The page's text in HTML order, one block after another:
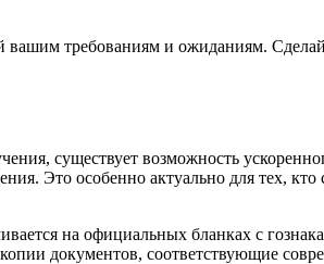
требованиям и ожиданиям.
существует возможность
Это особенно актуально для тех,
на официальных бланках с
документов, соответствующие